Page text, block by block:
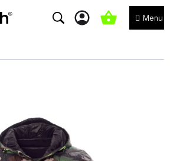
NÁKUPNÍ